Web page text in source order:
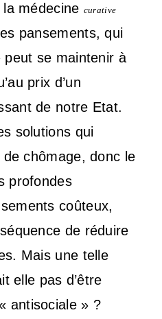
médecine curative
pansements, qui
se maintenir à
prix d’un
de notre Etat.
solutions qui
chômage, donc le
profondes
coûteux,
de réduire
Mais une telle
elle pas d’être
antisociale » ?